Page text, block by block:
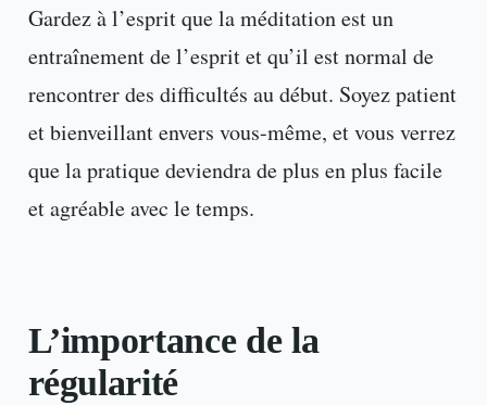
Gardez à l’esprit que la méditation est un
entraînement de l’esprit et qu’il est normal de
rencontrer des difficultés au début. Soyez patient
et bienveillant envers vous-même, et vous verrez
que la pratique deviendra de plus en plus facile
et agréable avec le temps.
L’importance de la
régularité